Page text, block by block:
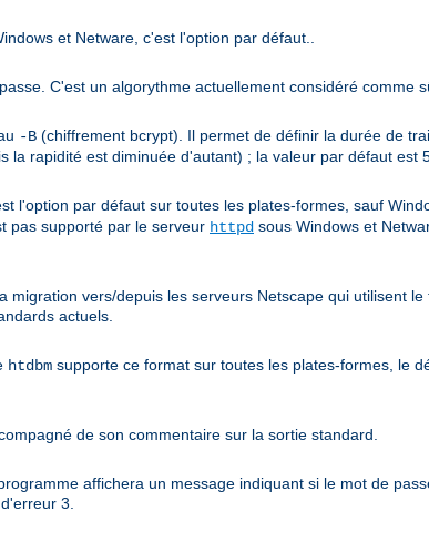
et Netware, c'est l'option par défaut..
C'est un algorythme actuellement considéré comme
-B (chiffrement bcrypt). Il permet de définir la durée de
rapidité est diminuée d'autant) ; la valeur par défaut est
l'option par défaut sur toutes les plates-formes, sauf
pas supporté par le serveur httpd sous Windows et
vers/depuis les serveurs Netscape qui utilisent
actuels.
htdbm supporte ce format sur toutes les plates-formes, le
de son commentaire sur la sortie standard.
affichera un message indiquant si le mot de
3.